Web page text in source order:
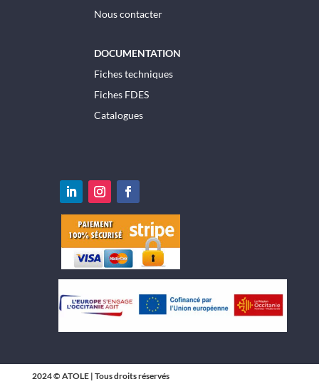
Nous contacter
DOCUMENTATION
Fiches techniques
Fiches FDES
Catalogues
2024 © ATOLE | Tous droits réservés